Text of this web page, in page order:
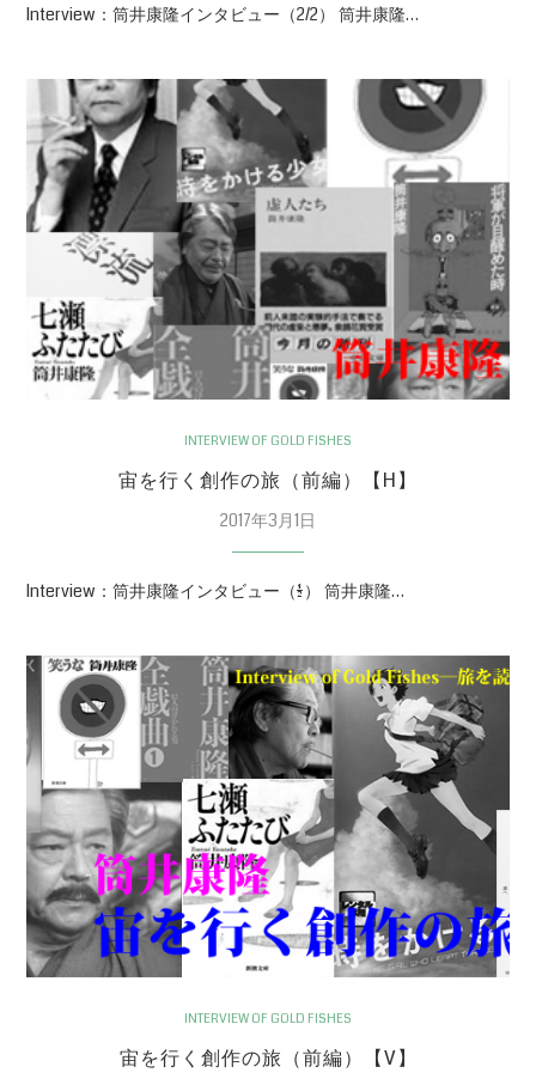
Interview：筒井康隆インタビュー（2/2） 筒井康隆…
INTERVIEW OF GOLD FISHES
宙を行く創作の旅（前編）【H】
2017年3月1日
Interview：筒井康隆インタビュー（1/2） 筒井康隆…
INTERVIEW OF GOLD FISHES
宙を行く創作の旅（前編）【V】